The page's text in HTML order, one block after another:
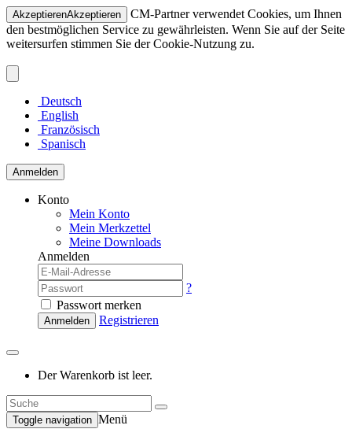
AkzeptierenAkzeptieren
CM-Partner verwendet Cookies, um Ihnen
den bestmöglichen Service zu gewährleisten. Wenn Sie auf der Seite
weitersurfen stimmen Sie der Cookie-Nutzung zu.
Deutsch
English
Französisch
Spanisch
Anmelden
Konto
Mein Konto
Mein Merkzettel
Meine Downloads
Anmelden
?
Passwort merken
Anmelden Registrieren
Der Warenkorb ist leer.
Toggle navigation Menü